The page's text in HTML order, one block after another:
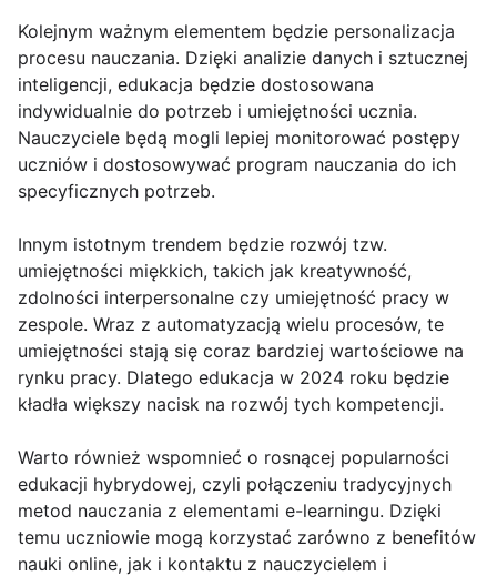
Kolejnym ważnym elementem będzie personalizacja
procesu nauczania. Dzięki analizie danych i sztucznej
inteligencji, edukacja będzie dostosowana
indywidualnie do potrzeb i umiejętności ucznia.
Nauczyciele będą mogli lepiej monitorować postępy
uczniów i dostosowywać program nauczania do ich
specyficznych potrzeb.
Innym istotnym trendem będzie rozwój tzw.
umiejętności miękkich, takich jak kreatywność,
zdolności interpersonalne czy umiejętność pracy w
zespole. Wraz z automatyzacją wielu procesów, te
umiejętności stają się coraz bardziej wartościowe na
rynku pracy. Dlatego edukacja w 2024 roku będzie
kładła większy nacisk na rozwój tych kompetencji.
Warto również wspomnieć o rosnącej popularności
edukacji hybrydowej, czyli połączeniu tradycyjnych
metod nauczania z elementami e-learningu. Dzięki
temu uczniowie mogą korzystać zarówno z benefitów
nauki online, jak i kontaktu z nauczycielem i